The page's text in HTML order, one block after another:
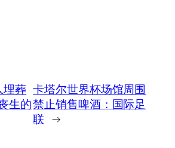
埋葬
生的
卡塔尔世界杯场馆周围
禁止销售啤酒：国际足
联 →